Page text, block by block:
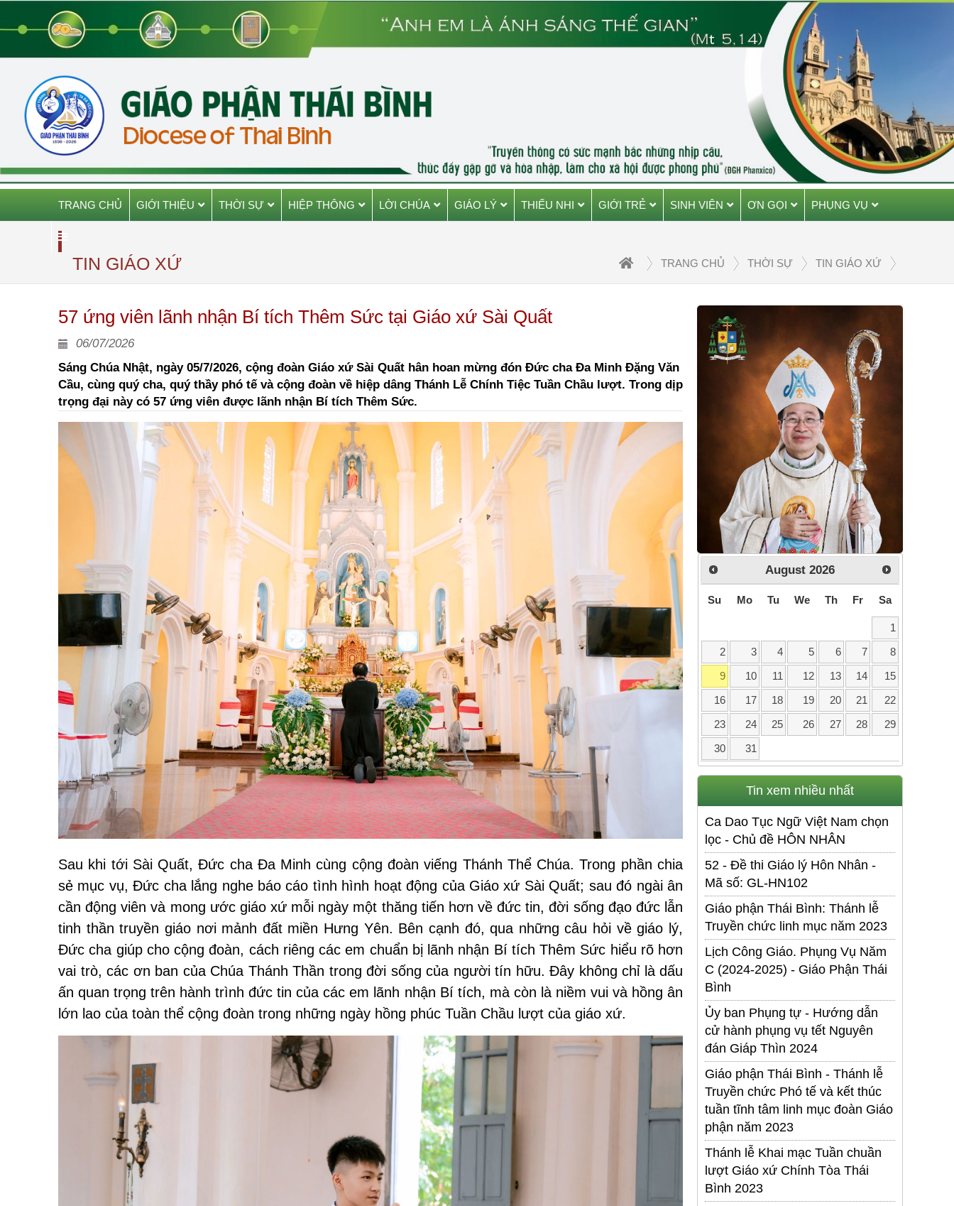
TRANG CHỦ GIỚI THIỆU THỜI SỰ HIỆP THÔNG LỜI CHÚA GIÁO LÝ THIẾU NHI GIỚI TRẺ SINH VIÊN ƠN GỌI PHỤNG VỤ
TIN GIÁO XỨ TRANG CHỦ THỜI SỰ TIN GIÁO XỨ
57 ứng viên lãnh nhận Bí tích Thêm Sức tại Giáo xứ Sài Quất
06/07/2026
Sáng Chúa Nhật, ngày 05/7/2026, cộng đoàn Giáo xứ Sài Quất hân hoan mừng đón Đức cha Đa Minh Đặng Văn
Cầu, cùng quý cha, quý thầy phó tế và cộng đoàn về hiệp dâng Thánh Lễ Chính Tiệc Tuần Chầu lượt. Trong dịp
trọng đại này có 57 ứng viên được lãnh nhận Bí tích Thêm Sức.
Sau khi tới Sài Quất, Đức cha Đa Minh cùng cộng đoàn viếng Thánh Thể Chúa. Trong phần chia
sẻ mục vụ, Đức cha lắng nghe báo cáo tình hình hoạt động của Giáo xứ Sài Quất; sau đó ngài ân
cần động viên và mong ước giáo xứ mỗi ngày một thăng tiến hơn về đức tin, đời sống đạo đức lẫn
tinh thần truyền giáo nơi mảnh đất miền Hưng Yên. Bên cạnh đó, qua những câu hỏi về giáo lý,
Đức cha giúp cho cộng đoàn, cách riêng các em chuẩn bị lãnh nhận Bí tích Thêm Sức hiểu rõ hơn
vai trò, các ơn ban của Chúa Thánh Thần trong đời sống của người tín hữu. Đây không chỉ là dấu
ấn quan trọng trên hành trình đức tin của các em lãnh nhận Bí tích, mà còn là niềm vui và hồng ân
lớn lao của toàn thể cộng đoàn trong những ngày hồng phúc Tuần Chầu lượt của giáo xứ.
August 2026
Su Mo Tu We Th Fr Sa
1
2
3 4 5 6 7
8
9
10 11 12 13 14
15
16
17 18 19 20 21
22
23
24 25 26 27 28
29
30
31
Tin xem nhiều nhất
Ca Dao Tục Ngữ Việt Nam chọn
lọc - Chủ đề HÔN NHÂN
52 - Đề thi Giáo lý Hôn Nhân -
Mã số: GL-HN102
Giáo phận Thái Bình: Thánh lễ
Truyền chức linh mục năm 2023
Lịch Công Giáo. Phụng Vụ Năm
C (2024-2025) - Giáo Phận Thái
Bình
Ủy ban Phụng tự - Hướng dẫn
cử hành phụng vụ tết Nguyên
đán Giáp Thìn 2024
Giáo phận Thái Bình - Thánh lễ
Truyền chức Phó tế và kết thúc
tuần tĩnh tâm linh mục đoàn Giáo
phận năm 2023
Thánh lễ Khai mạc Tuần chuần
lượt Giáo xứ Chính Tòa Thái
Bình 2023